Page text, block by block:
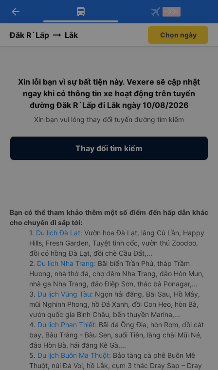
Tải app Vexere ngay!
Nhận ưu đãi thành viên độc
Mở app
Tải app Vexere
-30k/ghế khi đặt vé máy bay qua
Mở app
arrow_back -30k
Đăk R`Lấp Lắk Chọn ngày
Xin lỗi bạn vì sự bất tiện này. Vexere sẽ cập nhật
ngay khi có thông tin xe hoạt động trên tuyến
đường Đăk R`Lấp đi Lắk ngày 10/08/2026
Xin bạn vui lòng thay đổi tuyến đường tìm kiếm
Thay đổi tìm kiếm
Bạn có thể tham khảo thêm một số điểm đến hấp dẫn khác
cho chuyến đi sắp tới:
1. Du lịch Đà Lạt: Vườn hoa Đà Lạt, làng Cù Lần, Happy
Hills, Fresh Garden, Tuyệt tình cốc, vườn thú Zoodoo,
đồi cỏ hồng Đà Lạt, đồi chè Cầu Đất,...
2. Du lịch Nha Trang: Bãi biển Trần Phú, tháp Trầm
Hương, nhà thờ đá, chợ đêm Nha Trang, đảo Hòn Mun,
nhà ga Nha Trang, đảo Điệp Sơn, thác bà Ponagar,...
3. Du lịch Vũng Tàu: Ngọn hải đăng, Bãi Sau, Hồ Mây,
mũi Nghinh Phong, hồ Đá Xanh, đồi Con Heo, hòn Bà,
vườn quốc gia Bình Châu, bến thuyền Marina,...
4. Du lịch Phan Thiết: Bãi đá Ông Địa, hòn Rơm, đồi cát
bay, Bàu Trắng - Bàu Sen, suối Tiên, làng chài Mũi Né,
đảo Hòn Bà, hải đăng Kê Gà,...
5. Du lịch Buôn Ma Thuột: Bảo tàng cà phê Buôn Mê
Thuột, núi Đá Voi, hồ Lắk, cụm 3 thác Dray Sap – Dray